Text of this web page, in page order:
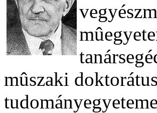
mûszaki